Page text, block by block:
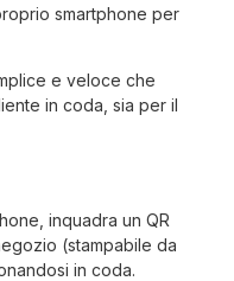
smartphone per
e veloce che
in coda, sia per il
inquadra un QR
(stampabile da
in coda.